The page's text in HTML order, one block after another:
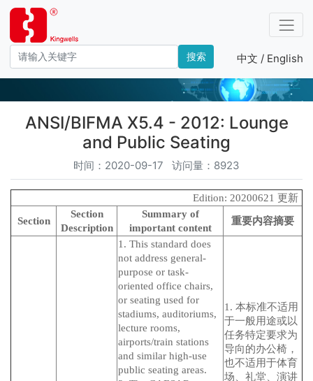
搜索 中文 / English
产品－标准编号
ANSI/BIFMA X5.4 - 2012: Lounge
and Public Seating
时间：2020-09-17 访问量：8923
Edition: 20200621 更新
Section
Section
Description
Summary of
important content
重要内容摘要
1. This standard does
not address general-
purpose or task-
oriented office chairs,
or seating used for
stadiums, auditoriums,
lecture rooms,
airports/train stations
and similar high-use
public seating areas.
1. 本标准不适用
于一般用途或以
任务特定要求为
导向的办公椅，
也不适用于体育
场、礼堂、演讲